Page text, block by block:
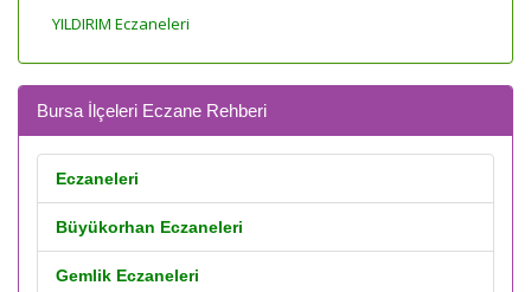
YILDIRIM Eczaneleri
Bursa İlçeleri Eczane Rehberi
Eczaneleri
Büyükorhan Eczaneleri
Gemlik Eczaneleri